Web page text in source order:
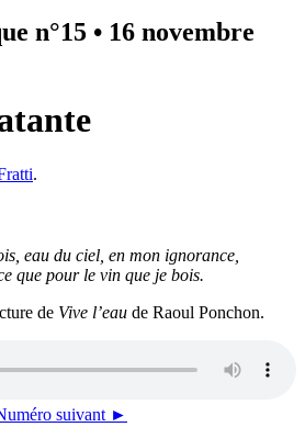
n°15 • 16 novembre
.
eau du ciel, en mon ignorance,
que pour le vin que je bois.
de Vive l’eau de Raoul Ponchon.
suivant ►